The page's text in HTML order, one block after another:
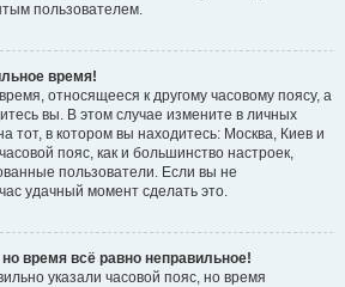
пользователем.
время!
относящееся к другому часовому поясу, а
вы. В этом случае измените в личных
тот, в котором вы находитесь: Москва, Киев и
пояс, как и большинство настроек,
пользователи. Если вы не
удачный момент сделать это.
время всё равно неправильное!
указали часовой пояс, но время